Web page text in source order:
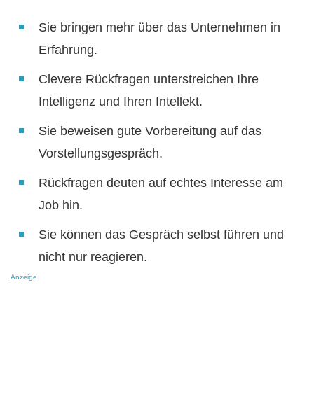
Sie bringen mehr über das Unternehmen in
Erfahrung.
Clevere Rückfragen unterstreichen Ihre
Intelligenz und Ihren Intellekt.
Sie beweisen gute Vorbereitung auf das
Vorstellungsgespräch.
Rückfragen deuten auf echtes Interesse am
Job hin.
Sie können das Gespräch selbst führen und
nicht nur reagieren.
Anzeige